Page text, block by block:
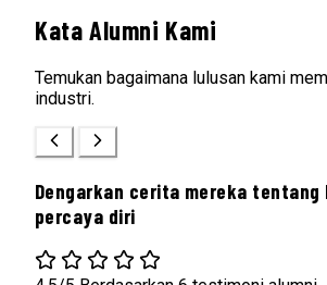
Kata Alumni Kami
Temukan bagaimana lulusan kami
industri.
Dengarkan cerita mereka tentang
percaya diri